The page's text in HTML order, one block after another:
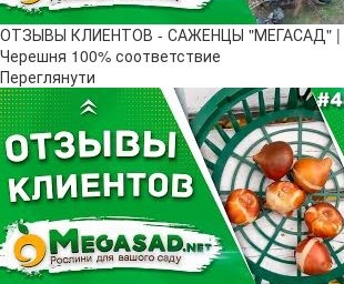
ОТЗЫВЫ КЛИЕНТОВ - САЖЕНЦЫ "МЕГАСАД" |
Черешня 100% соответствие
Переглянути